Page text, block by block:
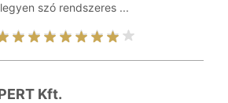
szó rendszeres ...
Kft.